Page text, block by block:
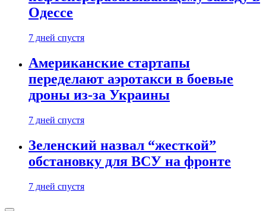
Одессе
7 дней спустя
Американские стартапы
переделают аэротакси в боевые
дроны из-за Украины
7 дней спустя
Зеленский назвал “жесткой”
обстановку для ВСУ на фронте
7 дней спустя